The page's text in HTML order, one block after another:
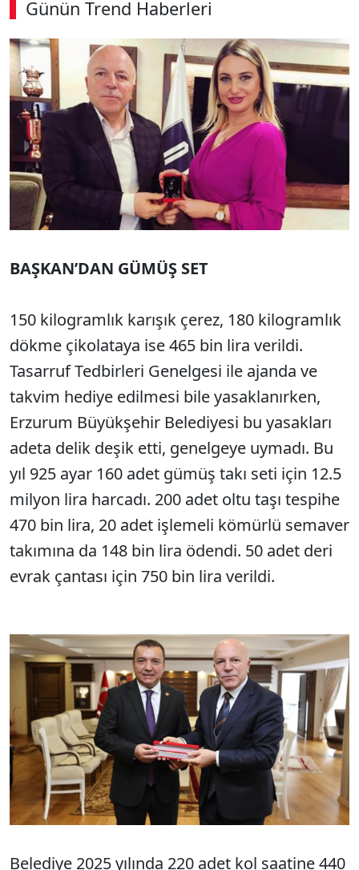
Günün Trend Haberleri
00:02 / 08:06
BAŞKAN’DAN GÜMÜŞ SET
150 kilogramlık karışık çerez, 180 kilogramlık
dökme çikolataya ise 465 bin lira verildi.
Tasarruf Tedbirleri Genelgesi ile ajanda ve
takvim hediye edilmesi bile yasaklanırken,
Erzurum Büyükşehir Belediyesi bu yasakları
adeta delik deşik etti, genelgeye uymadı. Bu
yıl 925 ayar 160 adet gümüş takı seti için 12.5
milyon lira harcadı. 200 adet oltu taşı tespihe
470 bin lira, 20 adet işlemeli kömürlü semaver
takımına da 148 bin lira ödendi. 50 adet deri
evrak çantası için 750 bin lira verildi.
Belediye 2025 yılında 220 adet kol saatine 440